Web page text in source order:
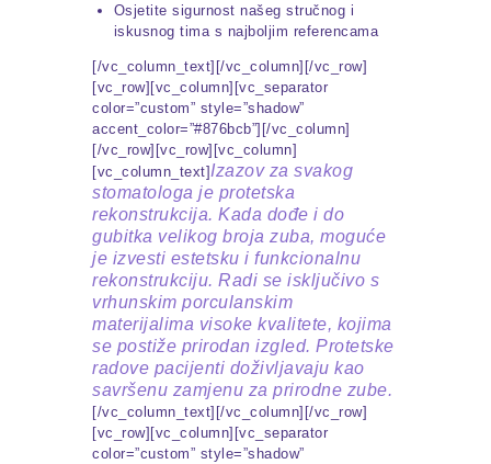
Osjetite sigurnost našeg stručnog i
iskusnog tima s najboljim referencama
[/vc_column_text][/vc_column][/vc_row]
[vc_row][vc_column][vc_separator
color=”custom” style=”shadow”
accent_color=”#876bcb”][/vc_column]
[/vc_row][vc_row][vc_column]
[vc_column_text] Izazov za svakog
stomatologa je protetska
rekonstrukcija. Kada dođe i do
gubitka velikog broja zuba, moguće
je izvesti estetsku i funkcionalnu
rekonstrukciju. Radi se isključivo s
vrhunskim porculanskim
materijalima visoke kvalitete, kojima
se postiže prirodan izgled. Protetske
radove pacijenti doživljavaju kao
savršenu zamjenu za prirodne zube.
[/vc_column_text][/vc_column][/vc_row]
[vc_row][vc_column][vc_separator
color=”custom” style=”shadow”